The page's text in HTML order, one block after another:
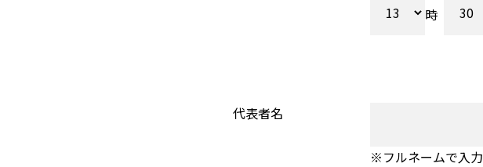
時
代表者名
※フルネームで入